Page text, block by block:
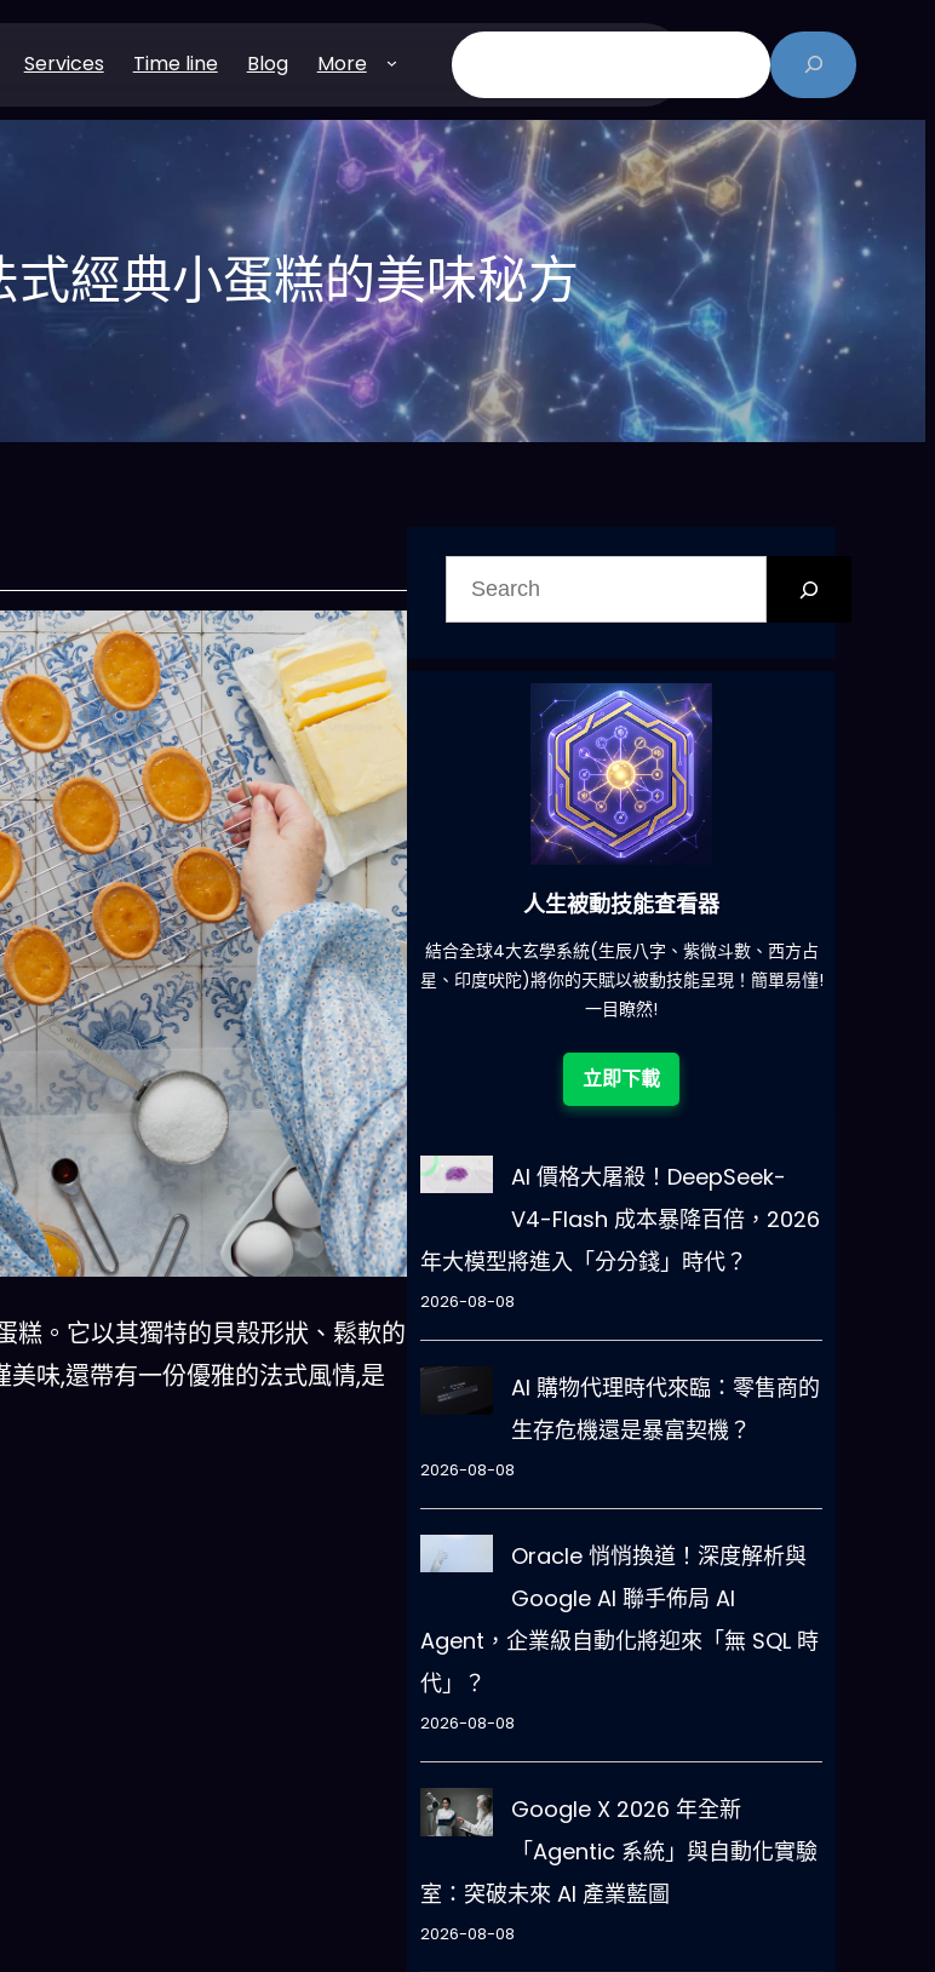
Services Time line Blog More
搜
尋
經典小蛋糕的美味秘方
。它以其獨特的貝殼形狀、鬆軟的
味,還帶有一份優雅的法式風情,是
今晚吃什麽
湯的完美晚餐組合,以後免除晚餐吃
什麽的煩惱
立即下載
人生被動技能查看器
結合全球4大玄學系統(生辰八字、紫微斗數、西方占
星、印度吠陀)將你的天賦以被動技能呈現！簡單易懂!
減少超過500萬個低概
AI 價格大屠殺！DeepSeek-
V4-Flash 成本暴降百倍，2026
年大模型將進入「分分錢」時代？
2026-08-08
AI 購物代理時代來臨：零售商的
生存危機還是暴富契機？
2026-08-08
Oracle 悄悄換道！深度解析與
Google AI 聯手佈局 AI
Agent，企業級自動化將迎來「無 SQL 時
代」？
2026-08-08
Google X 2026 年全新
「Agentic 系統」與自動化實驗
室：突破未來 AI 產業藍圖
2026-08-08